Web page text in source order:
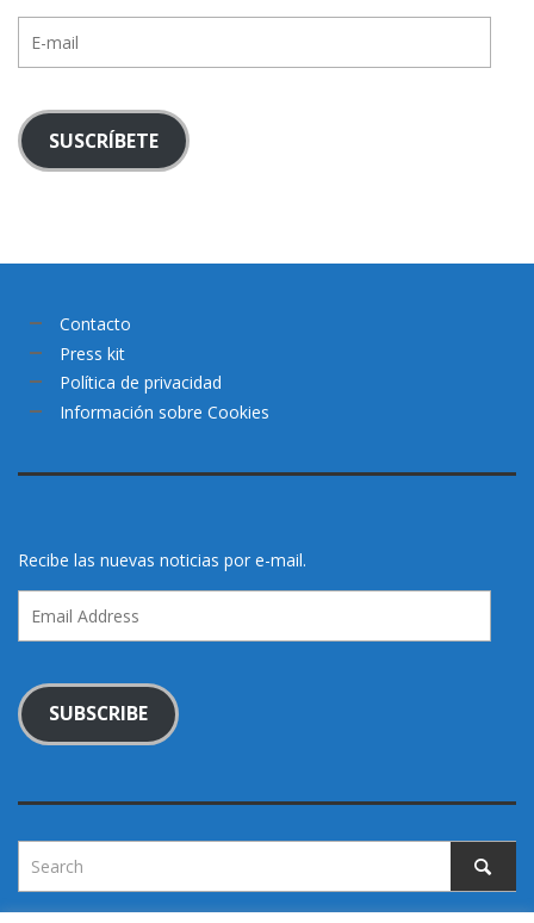
mail
SUSCRÍBETE
Contacto
Press kit
Política de privacidad
Información sobre Cookies
Recibe las nuevas noticias por e-mail.
Address
SUBSCRIBE